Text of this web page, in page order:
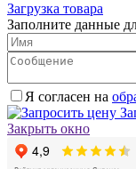
Загрузка товара
Заполните данные
Я согласен на
Закрыть окно